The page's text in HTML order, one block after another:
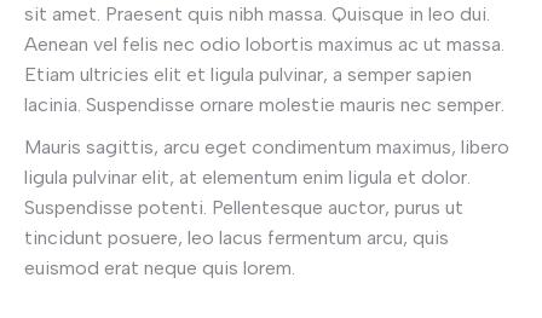
sit amet. Praesent quis nibh massa. Quisque in leo dui.
Aenean vel felis nec odio lobortis maximus ac ut massa.
Etiam ultricies elit et ligula pulvinar, a semper sapien
lacinia. Suspendisse ornare molestie mauris nec semper.
Mauris sagittis, arcu eget condimentum maximus, libero
ligula pulvinar elit, at elementum enim ligula et dolor.
Suspendisse potenti. Pellentesque auctor, purus ut
tincidunt posuere, leo lacus fermentum arcu, quis
euismod erat neque quis lorem.